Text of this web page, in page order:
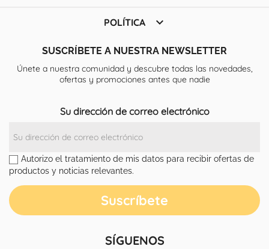
POLÍTICA 
SUSCRÍBETE A NUESTRA NEWSLETTER
Únete a nuestra comunidad y descubre todas las novedades,
ofertas y promociones antes que nadie
Su dirección de correo electrónico
Autorizo el tratamiento de mis datos para recibir ofertas de
productos y noticias relevantes.
SÍGUENOS